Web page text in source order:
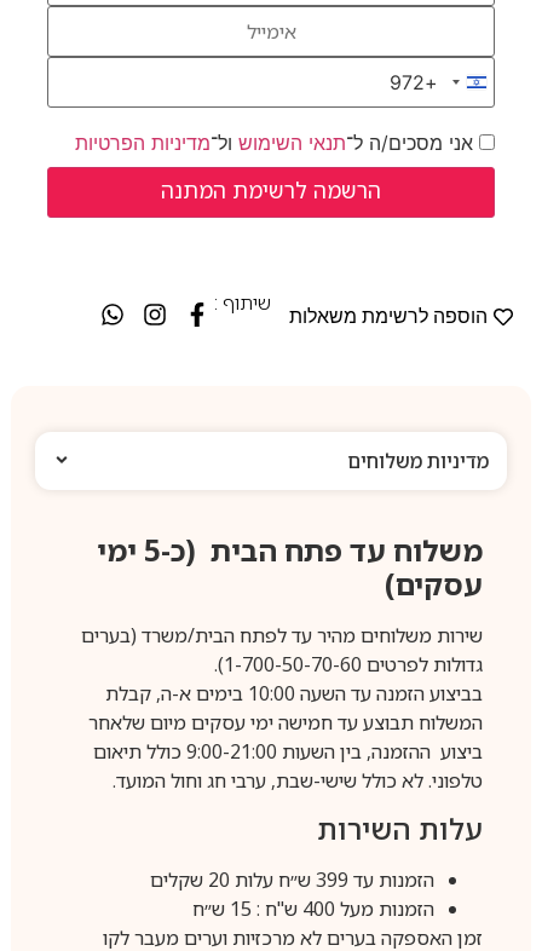
Israel +972
+972
אני מסכים/ה ל־תנאי השימושול־מדיניות הפרטיות
הוספה לרשימת משאלות
שיתוף :
מדיניות משלוחים
משלוח עד פתח הבית (כ-5 ימי
עסקים)
שירות משלוחים מהיר עד לפתח הבית/משרד (בערים
גדולות לפרטים 1-700-50-70-60).
בביצוע הזמנה עד השעה 10:00 בימים א-ה, קבלת
המשלוח תבוצע עד חמישה ימי עסקים מיום שלאחר
ביצוע ההזמנה, בין השעות 9:00-21:00 כולל תיאום
טלפוני. לא כולל שישי-שבת, ערבי חג וחול המועד.
עלות השירות
הזמנות עד 399 ש״ח עלות 20 שקלים
הזמנות מעל 400 ש"ח : 15 ש״ח
זמן האספקה בערים לא מרכזיות וערים מעבר לקו